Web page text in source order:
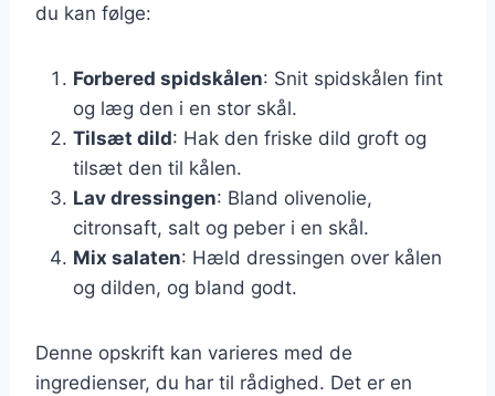
du kan følge:
Forbered spidskålen: Snit spidskålen fint
og læg den i en stor skål.
Tilsæt dild: Hak den friske dild groft og
tilsæt den til kålen.
Lav dressingen: Bland olivenolie,
citronsaft, salt og peber i en skål.
Mix salaten: Hæld dressingen over kålen
og dilden, og bland godt.
Denne opskrift kan varieres med de
ingredienser, du har til rådighed. Det er en